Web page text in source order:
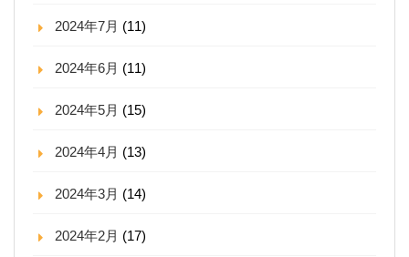
2024年7月 (11)
2024年6月 (11)
2024年5月 (15)
2024年4月 (13)
2024年3月 (14)
2024年2月 (17)